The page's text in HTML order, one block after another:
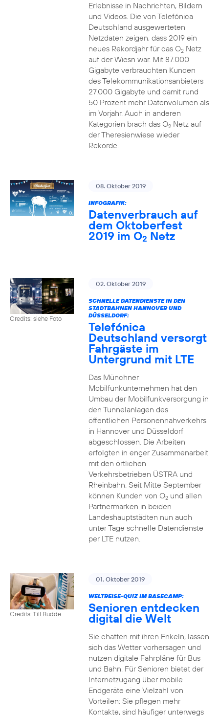
Erlebnisse in Nachrichten, Bildern
und Videos. Die von Telefónica
Deutschland ausgewerteten
Netzdaten zeigen, dass 2019 ein
neues Rekordjahr für das O2Netz
auf der Wiesn war. Mit 87.000
Gigabyte verbrauchten Kunden
des Telekommunikationsanbieters
27.000 Gigabyte und damit rund
50 Prozent mehr Datenvolumen als
im Vorjahr. Auch in anderen
Kategorien brach das O2Netz auf
der Theresienwiese wieder
Rekorde.
08. Oktober 2019
INFOGRAFIK:
Datenverbrauch auf
dem Oktoberfest
2019 im O2 Netz
Credits: siehe Foto
02. Oktober 2019
SCHNELLE DATENDIENSTE IN DEN
STADTBAHNEN HANNOVER UND
DÜSSELDORF:
Telefónica
Deutschland versorgt
Fahrgäste im
Untergrund mit LTE
Das Münchner
Mobilfunkunternehmen hat den
Umbau der Mobilfunkversorgung in
den Tunnelanlagen des
öffentlichen Personennahverkehrs
in Hannover und Düsseldorf
abgeschlossen. Die Arbeiten
erfolgten in enger Zusammenarbeit
mit den örtlichen
Verkehrsbetrieben ÜSTRA und
Rheinbahn. Seit Mitte September
können Kunden von O2und allen
Partnermarken in beiden
Landeshauptstädten nun auch
unter Tage schnelle Datendienste
per LTE nutzen.
Credits: Till Budde
01. Oktober 2019
WELTREISE-QUIZ IM BASECAMP:
Senioren entdecken
digital die Welt
Sie chatten mit ihren Enkeln, lassen
sich das Wetter vorhersagen und
nutzen digitale Fahrpläne für Bus
und Bahn. Für Senioren bietet der
Internetzugang über mobile
Endgeräte eine Vielzahl von
Vorteilen: Sie pflegen mehr
Kontakte, sind häufiger unterwegs